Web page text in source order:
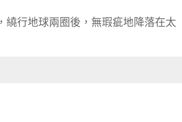
繞行地球兩圈後，無瑕疵地降落在太